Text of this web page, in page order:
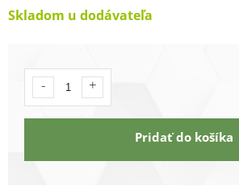
Skladom u dodávateľa
Pridať do košíka